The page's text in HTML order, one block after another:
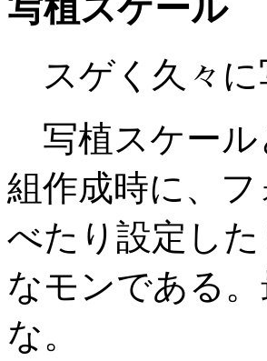
写植スケール
スゲく久々に
写植スケール
組作成時に、
べたり設定し
なモンである
な。